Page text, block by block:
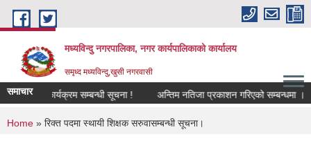
Skip to main content
मध्यविन्दु नगरपालिका, नगर कार्यपालिकाको कार्यालय
समृध्द मध्यविन्दु,खुसी नगरवासी
समाचार
सुनुवाई कार्यक्रम सम्बन्धी सूचना ! अन्तिम नतिजा प्रकाशन गरिएको सम्बन्धमा ।
You are here
Home » रिक्त पदमा स्थायी शिक्षक सरुवासम्बन्धी सूचना।